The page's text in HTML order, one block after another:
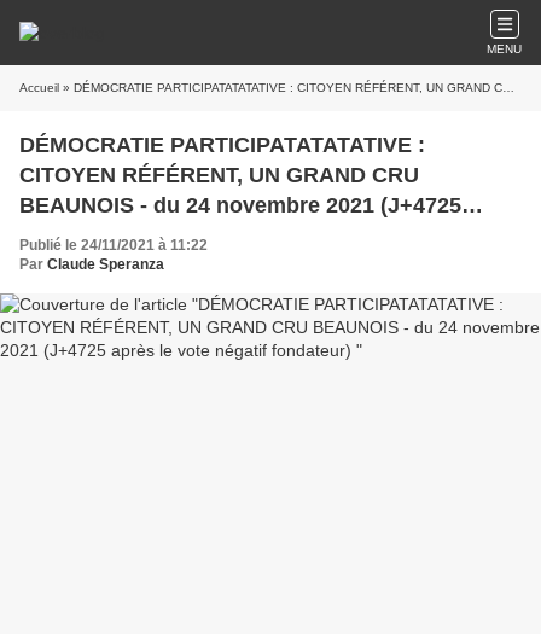
MENU
Accueil » DÉMOCRATIE PARTICIPATATATATIVE : CITOYEN RÉFÉRENT, UN GRAND CRU BEAUNOIS - du 24 novembre 2021 (J+4725 après le vote négatif fondateur)
DÉMOCRATIE PARTICIPATATATATIVE :
CITOYEN RÉFÉRENT, UN GRAND CRU
BEAUNOIS - du 24 novembre 2021 (J+4725
après le vote négatif fondateur)
Publié le 24/11/2021 à 11:22
Par Claude Speranza